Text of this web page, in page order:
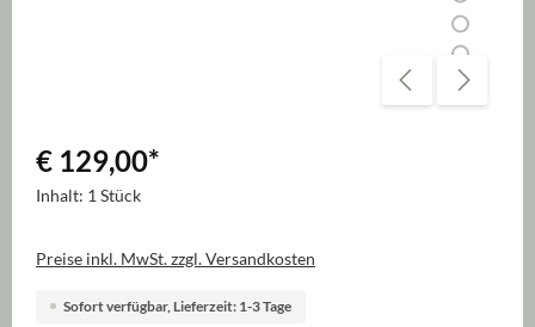
€ 129,00*
Inhalt: 1 Stück
Preise inkl. MwSt. zzgl. Versandkosten
Sofort verfügbar, Lieferzeit: 1-3 Tage